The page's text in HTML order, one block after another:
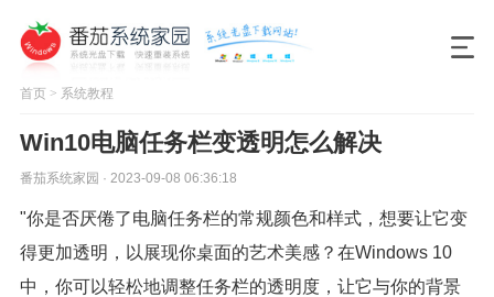
首页> 系统教程
Win10电脑任务栏变透明怎么解决
番茄系统家园 · 2023-09-08 06:36:18
"你是否厌倦了电脑任务栏的常规颜色和样式，想要让它变
得更加透明，以展现你桌面的艺术美感？在Windows 10
中，你可以轻松地调整任务栏的透明度，让它与你的背景